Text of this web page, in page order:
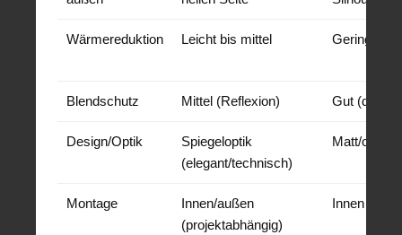
Wärmereduktion Leicht bis mittel Gering
Blendschutz Mittel (Reflexion) Gut
Design/Optik
Spiegeloptik
(elegant/technisch)
Matt/opal,
Montage
Innen/außen
(projektabhängig)
Innen